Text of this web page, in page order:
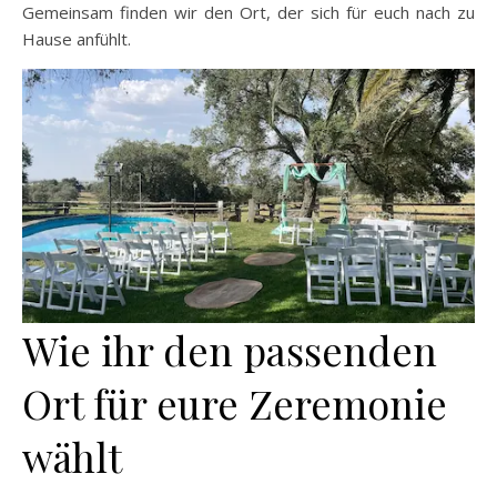
Gemeinsam finden wir den Ort, der sich für euch nach zu
Hause anfühlt.
Wie ihr den passenden
Ort für eure Zeremonie
wählt